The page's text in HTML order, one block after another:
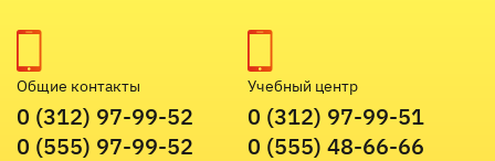
Общие контакты
0 (312) 97-99-52
0 (555) 97-99-52
Учебный центр
0 (312) 97-99-51
0 (555) 48-66-66